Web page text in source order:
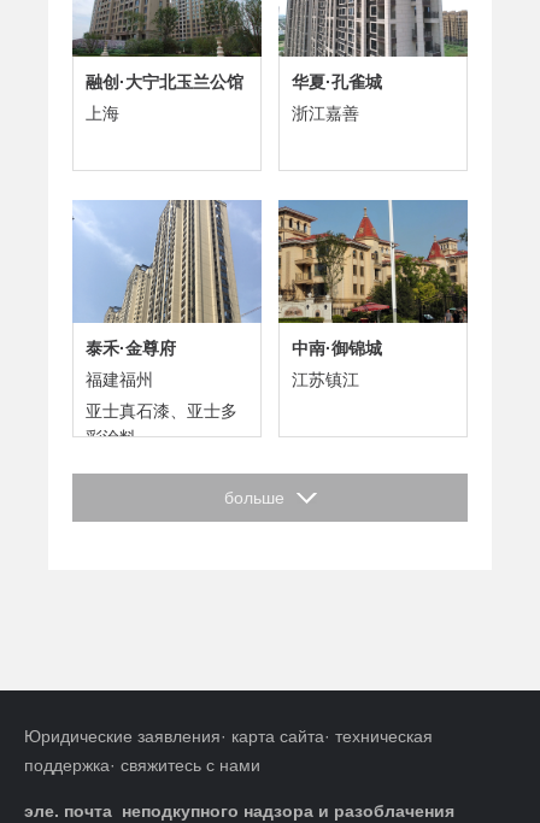
融创·大宁北玉兰公馆
上海
华夏·孔雀城
浙江嘉善
泰禾·金尊府
福建福州
亚士真石漆、亚士多
彩涂料
中南·御锦城
江苏镇江
больше
Юридические заявления· карта сайта· техническая
поддержка· свяжитесь с нами
эле. почта неподкупного надзора и разоблачения